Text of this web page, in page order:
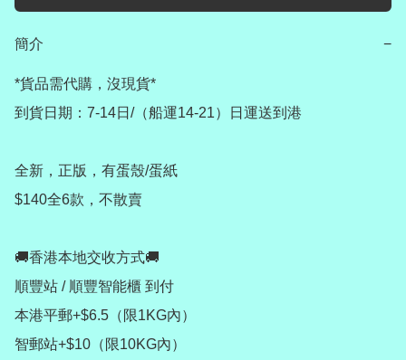
簡介 −
*貨品需代購，沒現貨*
到貨日期：7-14日/（船運14-21）日運送到港
全新，正版，有蛋殼/蛋紙
$140全6款，不散賣
🚚香港本地交收方式🚚
順豐站 / 順豐智能櫃 到付
本港平郵+$6.5（限1KG內）
智郵站+$10（限10KG內）